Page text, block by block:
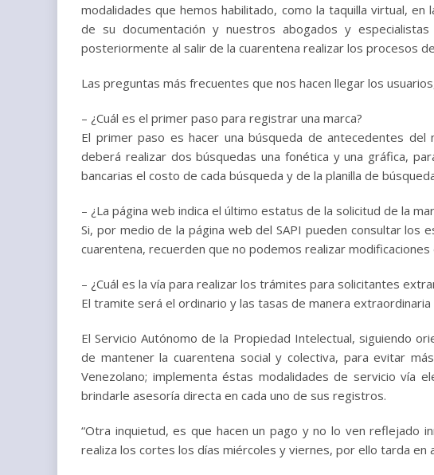
modalidades que hemos habilitado, como la taquilla virtual,
de su documentación y nuestros abogados y
posteriormente al salir de la cuarentena realizar los procesos
Las preguntas más frecuentes que nos hacen llegar los
– ¿Cuál es el primer paso para registrar una marca?
El primer paso es hacer una búsqueda de antecedentes
deberá realizar dos búsquedas una fonética y una gráfica,
bancarias el costo de cada búsqueda y de la planilla de
– ¿La página web indica el último estatus de la solicitud de la
Si, por medio de la página web del SAPI pueden consultar los
cuarentena, recuerden que no podemos realizar
– ¿Cuál es la vía para realizar los trámites para solicitantes
El tramite será el ordinario y las tasas de manera extraordinaria
El Servicio Autónomo de la Propiedad Intelectual, siguiendo
de mantener la cuarentena social y colectiva, para evitar
Venezolano; implementa éstas modalidades de servicio vía
brindarle asesoría directa en cada uno de sus registros.
“Otra inquietud, es que hacen un pago y no lo ven reflejado
realiza los cortes los días miércoles y viernes, por ello tarda en